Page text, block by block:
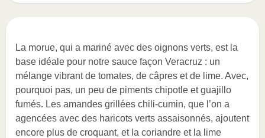
La morue, qui a mariné avec des oignons verts, est la
base idéale pour notre sauce façon Veracruz : un
mélange vibrant de tomates, de câpres et de lime. Avec,
pourquoi pas, un peu de piments chipotle et guajillo
fumés. Les amandes grillées chili-cumin, que l’on a
agencées avec des haricots verts assaisonnés, ajoutent
encore plus de croquant, et la coriandre et la lime